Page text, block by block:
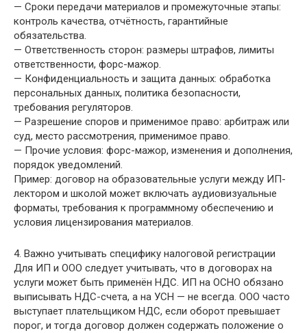
— Сроки передачи материалов и промежуточные этапы:
контроль качества, отчётность, гарантийные
обязательства.
— Ответственность сторон: размеры штрафов, лимиты
ответственности, форс-мажор.
— Конфиденциальность и защита данных: обработка
персональных данных, политика безопасности,
требования регуляторов.
— Разрешение споров и применимое право: арбитраж или
суд, место рассмотрения, применимое право.
— Прочие условия: форс-мажор, изменения и дополнения,
порядок уведомлений.
Пример: договор на образовательные услуги между ИП-
лектором и школой может включать аудиовизуальные
форматы, требования к программному обеспечению и
условия лицензирования материалов.
4. Важно учитывать специфику налоговой регистрации
Для ИП и ООО следует учитывать, что в договорах на
услуги может быть применён НДС. ИП на ОСНО обязано
выписывать НДС-счета, а на УСН — не всегда. ООО часто
выступает плательщиком НДС, если оборот превышает
порог, и тогда договор должен содержать положение о